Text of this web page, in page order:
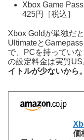
Xbox Game
425円［税込］
Xbox Goldが単独だ
Ultimateと
で、PCを持ってい
の設定料金は実質
イトルが少ないから
価